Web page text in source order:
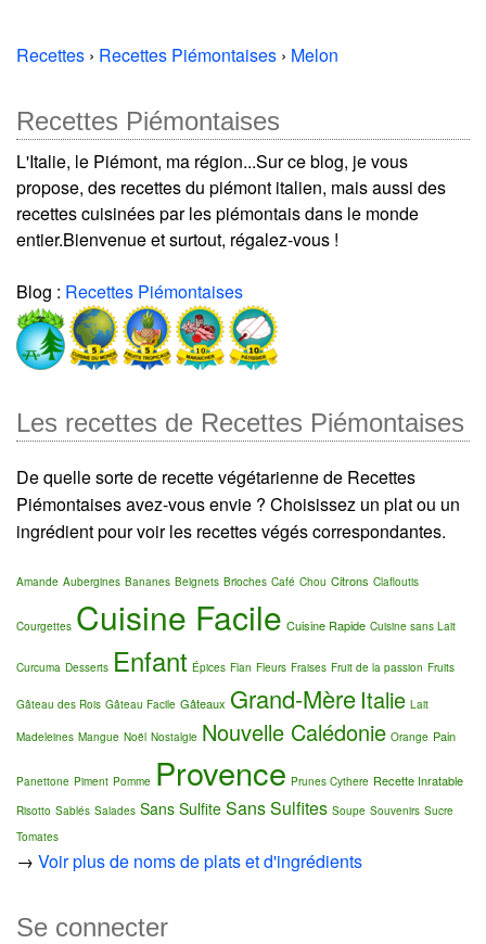
Recettes › Recettes Piémontaises › Melon
Recettes Piémontaises
L'Italie, le Piémont, ma région...Sur ce blog, je vous
propose, des recettes du piémont italien, mais aussi des
recettes cuisinées par les piémontais dans le monde
entier.Bienvenue et surtout, régalez-vous !
Blog : Recettes Piémontaises
Les recettes de Recettes Piémontaises
De quelle sorte de recette végétarienne de Recettes
Piémontaises avez-vous envie ? Choisissez un plat ou un
ingrédient pour voir les recettes végés correspondantes.
Amande Aubergines Bananes Beignets Brioches Café Chou Citrons Clafloutis
Courgettes Cuisine Facile Cuisine Rapide Cuisine sans Lait
Curcuma Desserts Enfant Épices Flan Fleurs Fraises Fruit de la passion Fruits
Gâteau des Rois Gâteau Facile Gâteaux Grand-Mère Italie Lait
Madeleines Mangue Noël Nostalgie Nouvelle Calédonie Orange Pain
Panettone Piment Pomme Provence Prunes Cythere Recette Inratable
Risotto Sablés Salades Sans Sulfite Sans Sulfites Soupe Souvenirs Sucre
Tomates
→ Voir plus de noms de plats et d'ingrédients
Se connecter